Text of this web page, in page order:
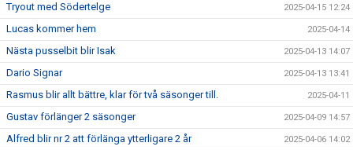
Tryout med Södertelge 2025-04-15 12:24
Lucas kommer hem 2025-04-14
Nästa pusselbit blir Isak 2025-04-13 14:07
Dario Signar 2025-04-13 13:41
Rasmus blir allt bättre, klar för två säsonger till. 2025-04-11
Gustav förlänger 2 säsonger 2025-04-09 14:57
Alfred blir nr 2 att förlänga ytterligare 2 år 2025-04-06 14:02